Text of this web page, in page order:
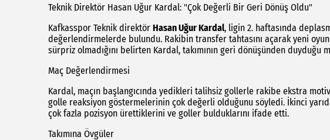
Teknik Direktör Hasan Uğur Kardal: "Çok Değerli Bir Geri Dönüş Oldu"
Kafkasspor Teknik direktör Hasan Uğur Kardal, ligin 2. haftasında
değerlendirmelerde bulundu. Rakibin transfer tahtasını açarak yeni
sürpriz olmadığını belirten Kardal, takımının geri dönüşünden
Maç Değerlendirmesi
Kardal, maçın başlangıcında yedikleri talihsiz gollerle rakibe ekstra
golle reaksiyon göstermelerinin çok değerli olduğunu söyledi. İkinci
çok fazla pozisyon ürettiklerini ve goller bulduklarını ifade etti.
Takımına Övgüler